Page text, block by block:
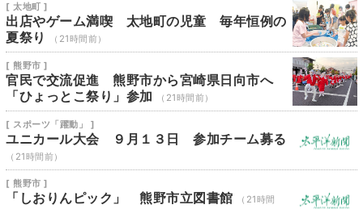
[ 太地町 ]
出店やゲーム満喫 太地町の児童 毎年恒例の
夏祭り
（21時間前）
[ 熊野市 ]
官民で交流促進 熊野市から宮崎県日向市へ
「ひょっとこ祭り」参加
（21時間前）
[ スポーツ「躍動」 ]
ユニカール大会 ９月１３日 参加チーム募る
（21時間前）
[ 熊野市 ]
「しおりんピック」 熊野市立図書館
（21時間